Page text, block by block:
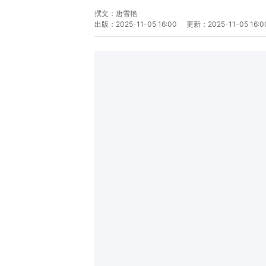
撰文： 唐雪艳
出版： 2025-11-05 16:00 更新： 2025-11-05